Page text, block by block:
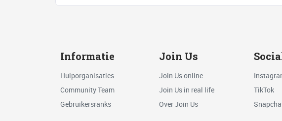
Informatie
Hulporganisaties
Community Team
Gebruikersranks
Join Us
Join Us online
Join Us in real life
Over Join Us
TikTok